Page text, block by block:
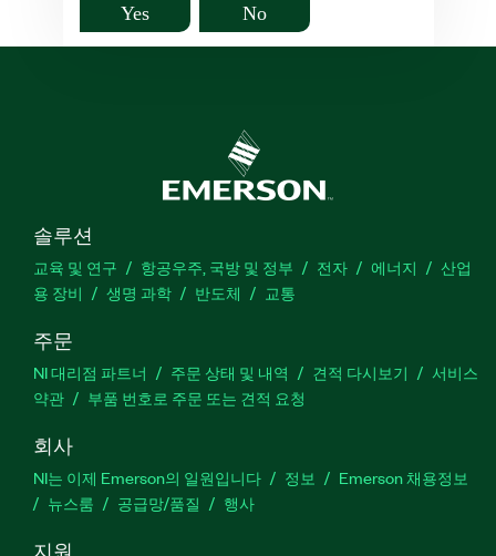
Yes No
솔루션
교육 및 연구 항공우주, 국방 및 정부 전자 에너지
산업
용 장비
생명 과학 반도체 교통
주문
NI 대리점 파트너 주문 상태 및 내역 견적 다시보기
서비스
약관
부품 번호로 주문 또는 견적 요청
회사
NI는 이제 Emerson의 일원입니다 정보
Emerson 채용정보
뉴스룸
공급망/품질 행사
지원